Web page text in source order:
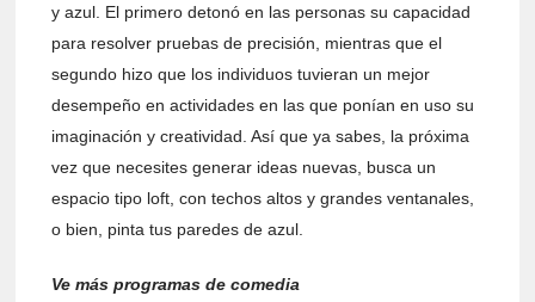
y azul. El primero detonó en las personas su capacidad
para resolver pruebas de precisión, mientras que el
segundo hizo que los individuos tuvieran un mejor
desempeño en actividades en las que ponían en uso su
imaginación y creatividad. Así que ya sabes, la próxima
vez que necesites generar ideas nuevas, busca un
espacio tipo loft, con techos altos y grandes ventanales,
o bien, pinta tus paredes de azul.
Ve más programas de comedia